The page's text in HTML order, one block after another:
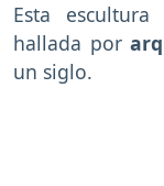
Esta
hallada por
un siglo.